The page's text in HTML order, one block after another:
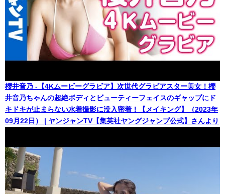
櫻井音乃 -【4Kムービーグラビア】次世代グラビアスター美女！櫻
井音乃ちゃんの超絶ボディとビューティーフェイスのギャップにド
キドキが止まらない水着撮影に没入密着！【メイキング】（2023年
09月22日） | ヤンジャンTV【集英社ヤングジャンプ公式】さんより